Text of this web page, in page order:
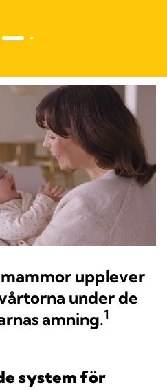
upplever
under de
amning.1
system för